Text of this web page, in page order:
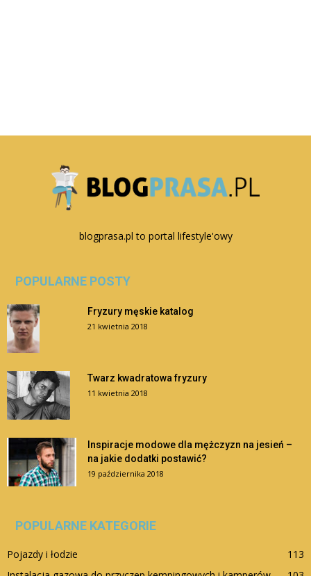
blogprasa.pl to portal lifestyle'owy
POPULARNE POSTY
Fryzury męskie katalog
21 kwietnia 2018
Twarz kwadratowa fryzury
11 kwietnia 2018
Inspiracje modowe dla mężczyzn na jesień –
na jakie dodatki postawić?
19 października 2018
POPULARNE KATEGORIE
Pojazdy i łodzie
113